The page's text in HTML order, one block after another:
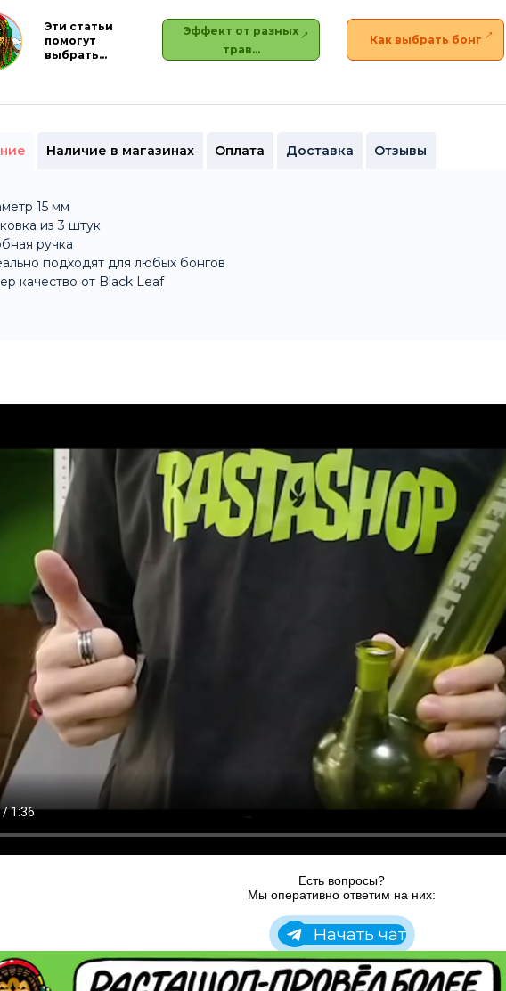
Эти статьи
помогут
выбрать…
Эффект от разных
трав…
Как выбрать бонг
15 мм
из 3 штук
ручка
подходят для любых бонгов
качество от Black Leaf
Наличие в магазинах Оплата Доставка Отзывы
Есть вопросы?
Мы оперативно ответим на них:
Начать чат